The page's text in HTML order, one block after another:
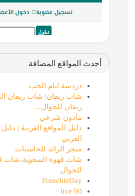
أحدث المواقع المضافة
دردشة ايام الحب
شات ريفان| شات ريفان
ريفان للجوال…
ماذون شرعي
دليل المواقع العربية |
العربي
متجر الرائد للحاسبات
شات قهوة السعوية،شات
للجوال
FrenchieDay
90 live